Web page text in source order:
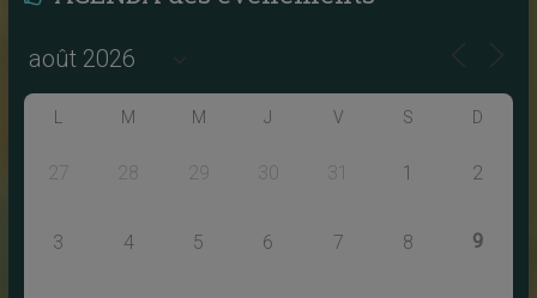
M M J V S D
27 28 29 30 31 1 2
3 4 5 6 7 8 9